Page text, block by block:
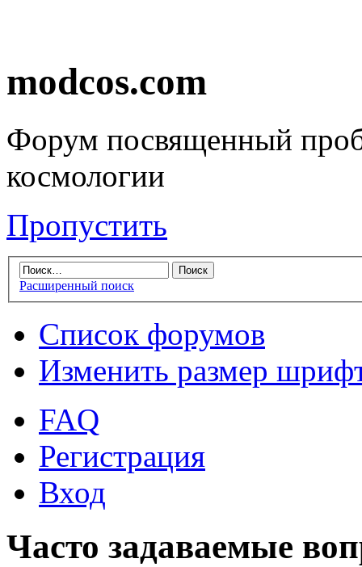
modcos.com
Форум посвященный
космологии
Пропустить
Расширенный поиск
Список форумов
Изменить размер
FAQ
Регистрация
Вход
Часто задаваемые